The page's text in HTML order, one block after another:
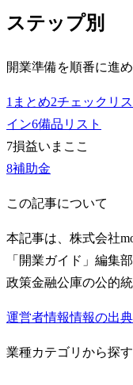
ステップ別
開業準備を順番に進
1 まとめ2チェックリス
イン6備品リスト
7損益いまここ
8補助金
この記事について
本記事は、株式会社
「開業ガイド」編集
政策金融公庫の公的
運営者情報情報の出
業種カテゴリから探す